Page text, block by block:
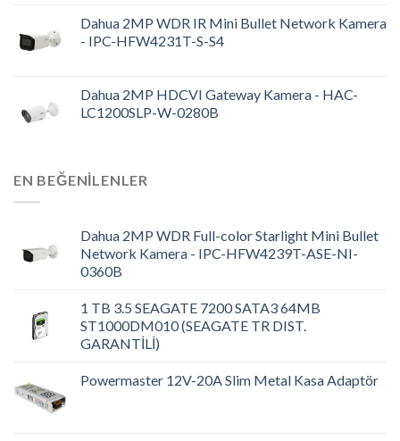
Dahua 2MP WDR IR Mini Bullet Network Kamera
- IPC-HFW4231T-S-S4
Dahua 2MP HDCVI Gateway Kamera - HAC-
LC1200SLP-W-0280B
EN BEĞENILENLER
Dahua 2MP WDR Full-color Starlight Mini Bullet
Network Kamera - IPC-HFW4239T-ASE-NI-
0360B
1 TB 3.5 SEAGATE 7200 SATA3 64MB
ST1000DM010 (SEAGATE TR DIST.
GARANTİLİ)
Powermaster 12V-20A Slim Metal Kasa Adaptör